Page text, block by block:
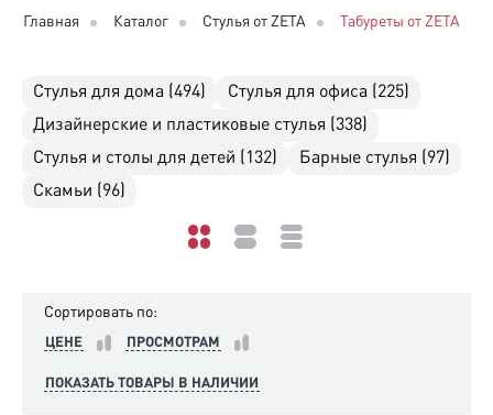
Главная Каталог Стулья от ZETA Табуреты от ZETA
Стулья для дома (494)
Стулья для офиса (225)
Дизайнерские и пластиковые стулья (338)
Стулья и столы для детей (132)
Барные стулья (97)
Скамьи (96)
Сортировать по:
ЦЕНЕ ПРОСМОТРАМ
ПОКАЗАТЬ ТОВАРЫ В НАЛИЧИИ